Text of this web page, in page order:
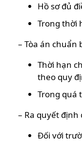
Hồ sơ đủ
Trong thời
– Tòa án
Thời hạn
theo quy
Trong quá
– Ra quyết
Đối với